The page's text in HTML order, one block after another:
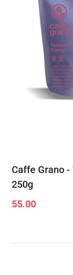
Caffe Grano
250g
Cena:
55.00